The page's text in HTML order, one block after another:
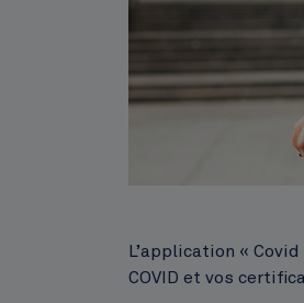
Corps
L’application «
COVID et vos